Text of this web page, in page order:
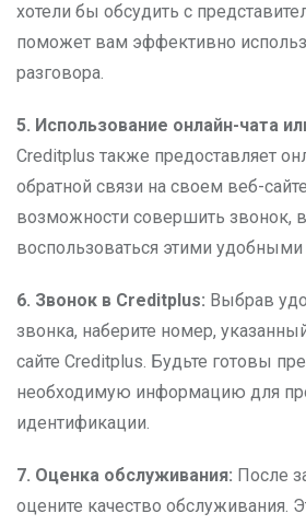
хотели бы обсудить с
поможет вам эффективно
разговора.
5. Использование онлайн-чата
Creditplus также предоставляет
обратной связи на своем веб-
возможности совершить звонок,
воспользоваться этими удобными
6. Звонок в Creditplus: Выбрав
звонка, наберите номер,
сайте Creditplus. Будьте готовы
необходимую информацию для
идентификации.
7. Оценка обслуживания: После
оцените качество обслуживания.